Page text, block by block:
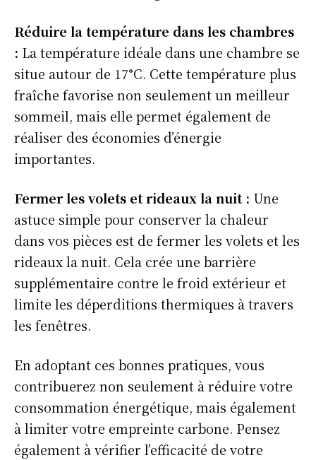
Réduire la température dans les chambres
: La température idéale dans une chambre se
situe autour de 17°C. Cette température plus
fraîche favorise non seulement un meilleur
sommeil, mais elle permet également de
réaliser des économies d’énergie
importantes.
Fermer les volets et rideaux la nuit : Une
astuce simple pour conserver la chaleur
dans vos pièces est de fermer les volets et les
rideaux la nuit. Cela crée une barrière
supplémentaire contre le froid extérieur et
limite les déperditions thermiques à travers
les fenêtres.
En adoptant ces bonnes pratiques, vous
contribuerez non seulement à réduire votre
consommation énergétique, mais également
à limiter votre empreinte carbone. Pensez
également à vérifier l’efficacité de votre